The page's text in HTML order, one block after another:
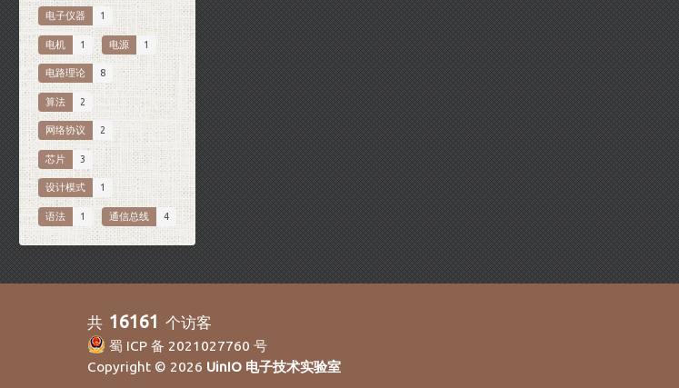
电子仪器 1
电机 1 电源 1
电路理论 8
算法 2
网络协议 2
芯片 3
设计模式 1
语法 1 通信总线 4
共 16161 个访客
蜀 ICP 备 2021027760 号
Copyright © 2026 UinIO 电子技术实验室